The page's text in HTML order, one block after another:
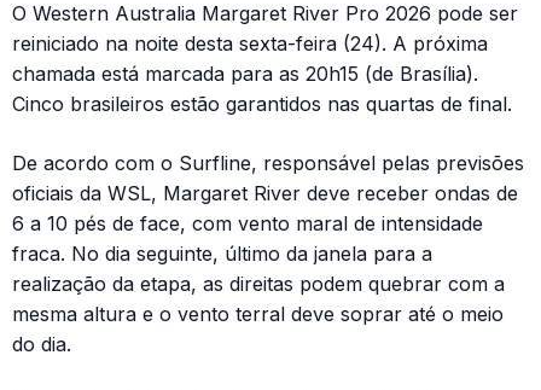
O Western Australia Margaret River Pro 2026 pode ser
reiniciado na noite desta sexta-feira (24). A próxima
chamada está marcada para as 20h15 (de Brasília).
Cinco brasileiros estão garantidos nas quartas de final.
De acordo com o Surfline, responsável pelas previsões
oficiais da WSL, Margaret River deve receber ondas de
6 a 10 pés de face, com vento maral de intensidade
fraca. No dia seguinte, último da janela para a
realização da etapa, as direitas podem quebrar com a
mesma altura e o vento terral deve soprar até o meio
do dia.